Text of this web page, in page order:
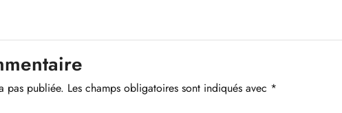
pas publiée. Les champs obligatoires sont indiqués avec *